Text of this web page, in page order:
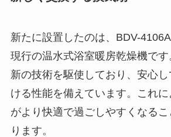
新たに設置したのは、BDV-
現行の温水式浴室暖房乾燥機で
新の技術を駆使しており、安心
ける性能を備えています。これ
がより快適で過ごしやすくなる
ります。